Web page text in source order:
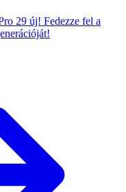
29 új! Fedezze fel a